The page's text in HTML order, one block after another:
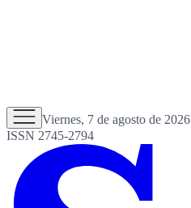
Viernes, 7 de agosto de 2026
ISSN 2745-2794